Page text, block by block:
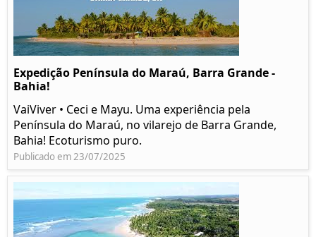
Expedição Península do Maraú, Barra Grande -
Bahia!
VaiViver • Ceci e Mayu. Uma experiência pela
Península do Maraú, no vilarejo de Barra Grande,
Bahia! Ecoturismo puro.
Publicado em 23/07/2025